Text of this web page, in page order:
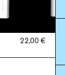
22,00 €